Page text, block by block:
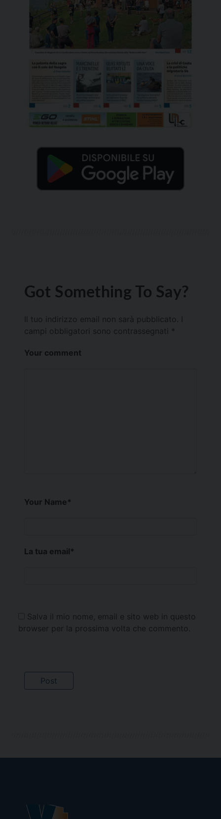
Got Something To Say?
Il tuo indirizzo email non sarà pubblicato.
campi obbligatori sono contrassegnati *
Your comment
Your Name*
La tua email*
Salva il mio nome, email e sito web in questo
browser per la prossima volta che commento.